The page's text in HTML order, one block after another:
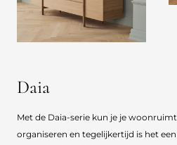
Daia
Met de Daia-serie kun je je
organiseren en tegelijkertijd is het